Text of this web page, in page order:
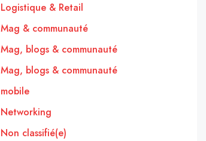
Logistique & Retail
Mag & communauté
Mag, blogs & communauté
Mag, blogs & communauté
mobile
Networking
Non classifié(e)